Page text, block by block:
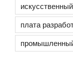
плата